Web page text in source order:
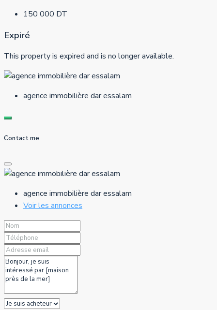
150 000 DT
Expiré
This property is expired and is no longer available.
agence immobilière dar essalam
Contact me
agence immobilière dar essalam
Voir les annonces